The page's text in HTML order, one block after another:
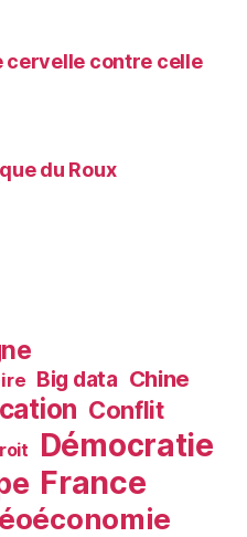
contre celle
du Roux
Big data Chine
Conflit
Démocratie
France